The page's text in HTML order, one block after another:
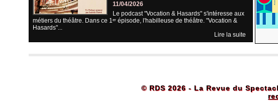
11/04/2026
Le podcast "Vocation & Hasards" s'intéresse aux
métiers du théâtre. Dans ce 1ᵉʳ épisode, l'habilleuse de théâtre. "Vocation &
Hasards"...
Lire la suite
© RDS 2026 - La Revue du